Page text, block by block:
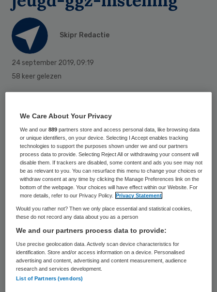
Skipr Redactie
24 september 2019, 09:19
58 keer gelezen
aangehouden omdat hij er van wordt
verdacht xtc-pillen te hebben verstrekt aan
jongeren van jeugd-GGZ-instelling De La
Salle in Boxtel. Vijf jongeren, waaronder de
verdachte, werden afgelopen zondag
onwel na het slikken van de drugs.
De politie meldt dat de verdachte bij de
instelling op bezoek was. Hij was een van de
vijf jongeren dieonwelwaren geworden na
het gebruik van de drugs. “Nadat hij uit het
ziekenhuis was ontslagen werd hij in
We Care About Your Privacy
We and our889 partners store and access personal data, like browsing data
or unique identifiers, on your device. Selecting I Accept enables tracking
technologies to support the purposes shown under we and our partners
process data to provide. Selecting Reject All or withdrawing your consent will
disable them. If trackers are disabled, some content and ads you see may not
be as relevant to you. You can resurface this menu to change your choices or
withdraw consent at any time by clicking the Manage Preferences link on the
bottom of the webpage. Your choices will have effect within our Website. For
more details, refer to our Privacy Policy.
Privacy Statement
Would you rather not? Then we only place essential and statistical cookies,
these do not record any data about you as a person
We and our partners process data to provide:
Use precise geolocation data. Actively scan device characteristics for
identification. Store and/or access information on a device. Personalised
advertising and content, advertising and content measurement, audience
research and services development.
List of Partners (vendors)